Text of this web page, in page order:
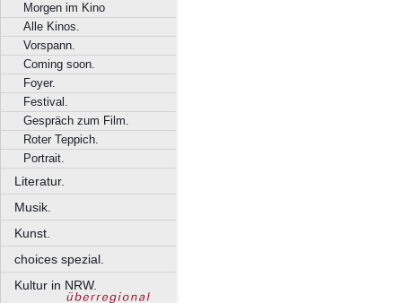
Morgen im Kino
Alle Kinos.
Vorspann.
Coming soon.
Foyer.
Festival.
Gespräch zum Film.
Roter Teppich.
Portrait.
Literatur.
Musik.
Kunst.
choices spezial.
Kultur in NRW.